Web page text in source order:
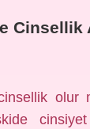
Cinsellik
olur